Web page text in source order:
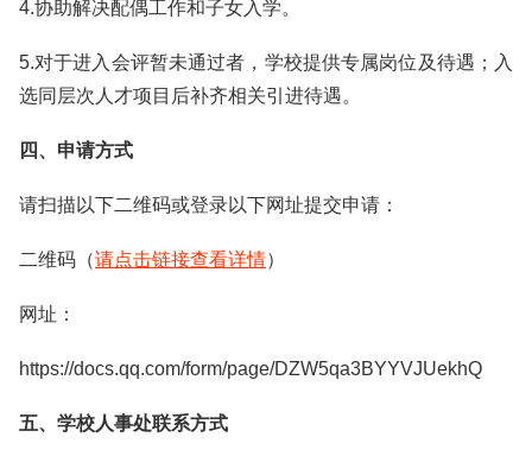
4.协助解决配偶工作和子女入学。
5.对于进入会评暂未通过者，学校提供专属岗位及待遇；入
选同层次人才项目后补齐相关引进待遇。
四、申请方式
请扫描以下二维码或登录以下网址提交申请：
二维码（请点击链接查看详情）
网址：
https://docs.qq.com/form/page/DZW5qa3BYYVJUekhQ
五、学校人事处联系方式